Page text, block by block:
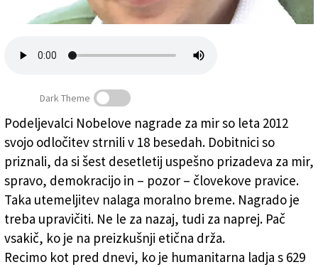
Založnik
MIGRANTI - München na morju
Dark Theme
Podeljevalci Nobelove nagrade za mir so leta 2012
svojo odločitev strnili v 18 besedah. Dobitnici so
priznali, da si šest desetletij uspešno prizadeva za mir,
spravo, demokracijo in – pozor – človekove pravice.
Taka utemeljitev nalaga moralno breme. Nagrado je
treba upravičiti. Ne le za nazaj, tudi za naprej. Pač
vsakič, ko je na preizkušnji etična drža.
Recimo kot pred dnevi, ko je humanitarna ladja s 629